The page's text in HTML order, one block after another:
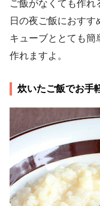
ご飯がなくても作
日の夜ご飯におすす
キューブととても簡
作れますよ。
炊いたご飯でお手